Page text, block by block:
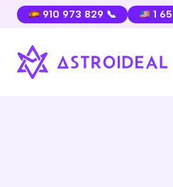
910 973 829 📞 1